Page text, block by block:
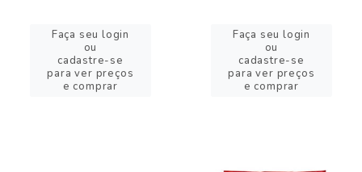
Faça seu login
ou
cadastre-se
para ver preços
e comprar
Faça seu login
ou
cadastre-se
para ver preços
e comprar